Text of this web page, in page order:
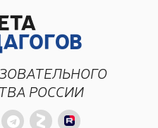
РОССИИ